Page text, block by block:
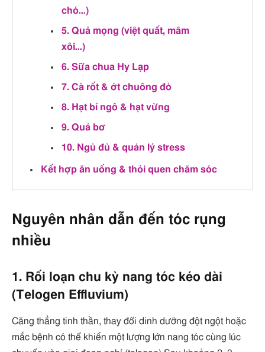
chó…)
5. Quả mọng (việt quất, mâm
xôi…)
6. Sữa chua Hy Lạp
7. Cà rốt & ớt chuông đỏ
8. Hạt bí ngô & hạt vừng
9. Quả bơ
10. Ngủ đủ & quản lý stress
Kết hợp ăn uống & thói quen chăm sóc
Nguyên nhân dẫn đến tóc rụng
nhiều
1. Rối loạn chu kỳ nang tóc kéo dài
(Telogen Effluvium)
Căng thẳng tinh thần, thay đổi dinh dưỡng đột ngột hoặc
mắc bệnh có thể khiến một lượng lớn nang tóc cùng lúc